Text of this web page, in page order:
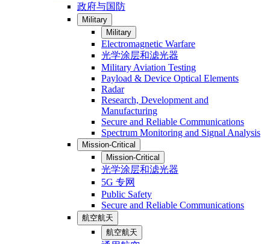
政府与国防
Military
Military
Electromagnetic Warfare
光学涂层和滤光器
Military Aviation Testing
Payload & Device Optical Elements
Radar
Research, Development and
Manufacturing
Secure and Reliable Communications
Spectrum Monitoring and Signal Analysis
Mission-Critical
Mission-Critical
光学涂层和滤光器
5G 专网
Public Safety
Secure and Reliable Communications
航空航天
航空航天